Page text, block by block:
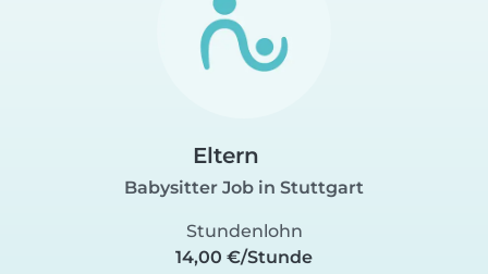
Eltern
Babysitter Job in Stuttgart
Stundenlohn
14,00 €/Stunde